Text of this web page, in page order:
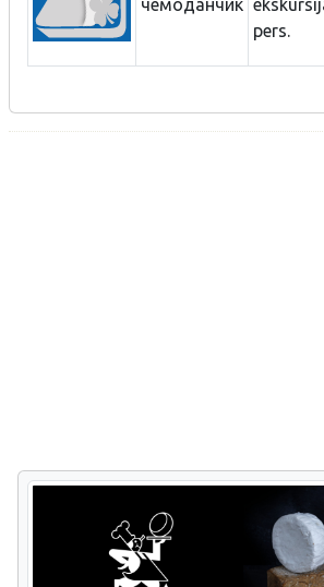
чемоданчик
pers.